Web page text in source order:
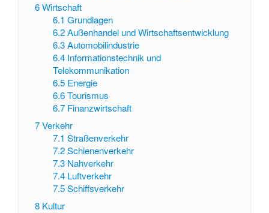
6Wirtschaft
6.1 Grundlagen
6.2 Außenhandel und Wirtschaftsentwicklung
6.3 Automobilindustrie
6.4 Informationstechnik und
Telekommunikation
6.5 Energie
6.6 Tourismus
6.7 Finanzwirtschaft
7Verkehr
7.1 Straßenverkehr
7.2 Schienenverkehr
7.3 Nahverkehr
7.4 Luftverkehr
7.5 Schiffsverkehr
8 Kultur